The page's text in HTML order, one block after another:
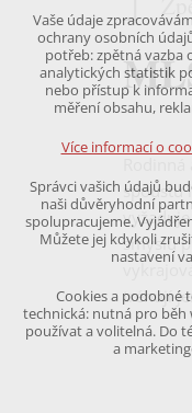
spoustu
smyslu
trénují
Technická cookies
nutná pro
udržení kontextu
přihlášení, volby
analytická pro
návštěvnosti
marketingová cookies
Více informací o
Přijmout
Vaše údaje
ochrany osobních
potřeb: zpětná vazba
analytických statistik
nebo přístup k
měření obsahu,
Více informací o
Správci vašich údajů
naši důvěryhodní
spolupracujeme.
Můžete jej kdykoli
nastavení
Cookies a podobné
technická: nutná pro běh
používat a volitelná. Do
a